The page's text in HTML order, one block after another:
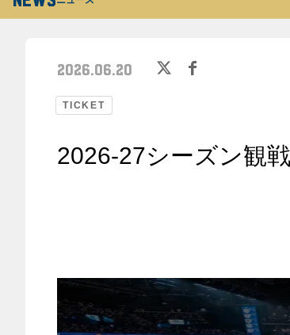
TICKET
2026.06.20
2026-27シーズン観